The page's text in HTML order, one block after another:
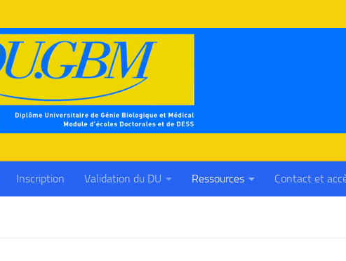
Inscription Validation du DU Ressources Contact et